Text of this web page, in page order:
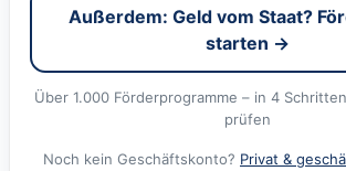
Außerdem: Geld vom Staat?
starten →
Über 1.000 Förderprogramme – in 4
prüfen
Noch kein Geschäftskonto? Privat &